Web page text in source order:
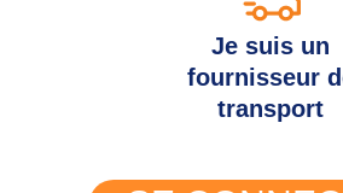
Je suis un
fournisseur
transport